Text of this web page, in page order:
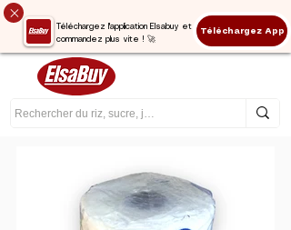
Téléchargez l'application Elsabuy et
commandez plus vite ! 🚀
Téléchargez App